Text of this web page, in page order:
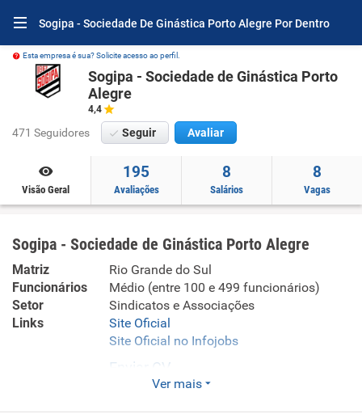
Sogipa - Sociedade De Ginástica Porto Alegre Por Dentro
Esta empresa é sua? Solicite acesso ao perfil.
Sogipa - Sociedade de Ginástica Porto
Alegre
4,4
471 Seguidores Seguir Avaliar
Visão Geral
195
Avaliações
8
Salários
8
Vagas
Sogipa - Sociedade de Ginástica Porto Alegre
Matriz
Rio Grande do Sul
Funcionários
Médio (entre 100 e 499 funcionários)
Setor
Sindicatos e Associações
Links
Site Oficial
Site Oficial no Infojobs
Enviar CV
Ver mais